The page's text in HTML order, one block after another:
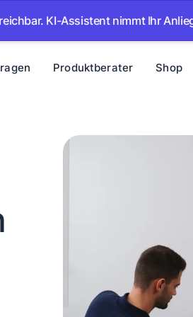
Assistent nimmt Ihr Anliegen auf –
Produktberater Shop